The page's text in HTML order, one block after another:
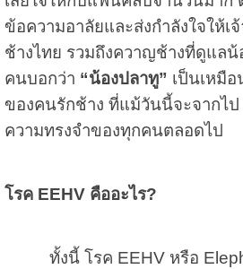
ข้อความอาลัยและส่งกำลังใจให้
ช้างไทย รวมถึงควาญช้างที่ดูแลน้
คนบอกว่า “น้องปลาทู” เป็นเหมื
ของคนรักช้าง ที่แม้วันนี้จะจากไป
ความทรงจำของทุกคนตลอดไป
โรค EEHV คืออะไร?
ทั้งนี้ โรค EEHV หรือ